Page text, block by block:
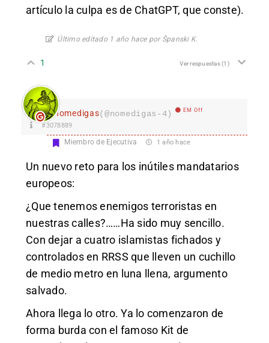
artículo la culpa es de ChatGPT, que conste).
Último editado 1 año hace por Španski K.
1 Ver respuestas(1)
nomedigas(@nomedigas-4) EM Off
#3078889
Miembro de Ejecutiva 1 año hace
Un nuevo reto para los inútiles mandatarios
europeos:
¿Que tenemos enemigos terroristas en
nuestras calles?……Ha sido muy sencillo.
Con dejar a cuatro islamistas fichados y
controlados en RRSS que lleven un cuchillo
de medio metro en luna llena, argumento
salvado.
Ahora llega lo otro. Ya lo comenzaron de
forma burda con el famoso Kit de